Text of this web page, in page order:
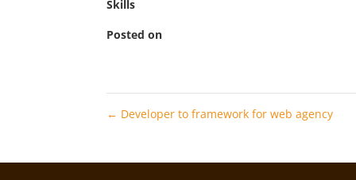
Skills
Posted on
← Developer to framework for web agency